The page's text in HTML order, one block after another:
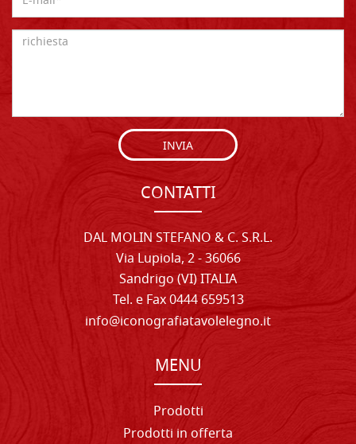
INVIA
CONTATTI
DAL MOLIN STEFANO & C. S.R.L.
Via Lupiola, 2 - 36066
Sandrigo (VI) ITALIA
Tel. e Fax 0444 659513
info@iconografiatavolelegno.it
MENU
Prodotti
Prodotti in offerta